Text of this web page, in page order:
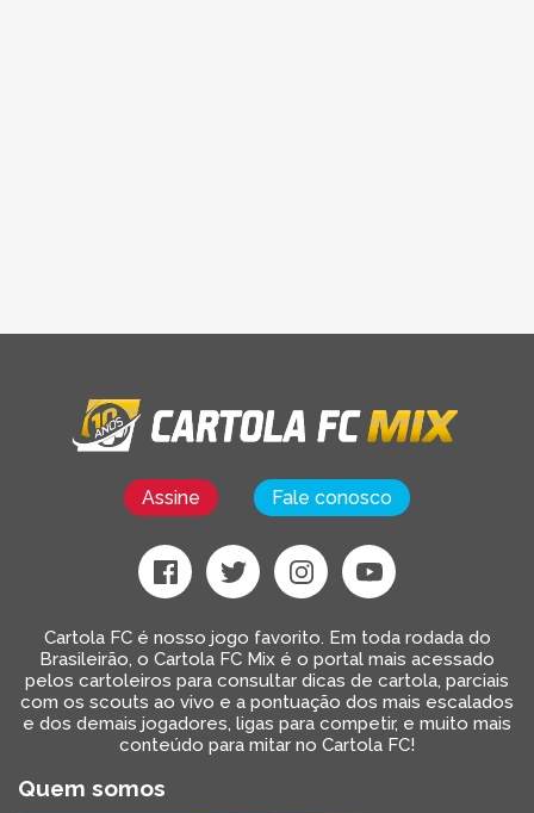
Assine Fale conosco
Cartola FC é nosso jogo favorito. Em toda rodada do
Brasileirão, o Cartola FC Mix é o portal mais acessado
pelos cartoleiros para consultar dicas de cartola, parciais
com os scouts ao vivo e a pontuação dos mais escalados
e dos demais jogadores, ligas para competir, e muito mais
conteúdo para mitar no Cartola FC!
Quem somos